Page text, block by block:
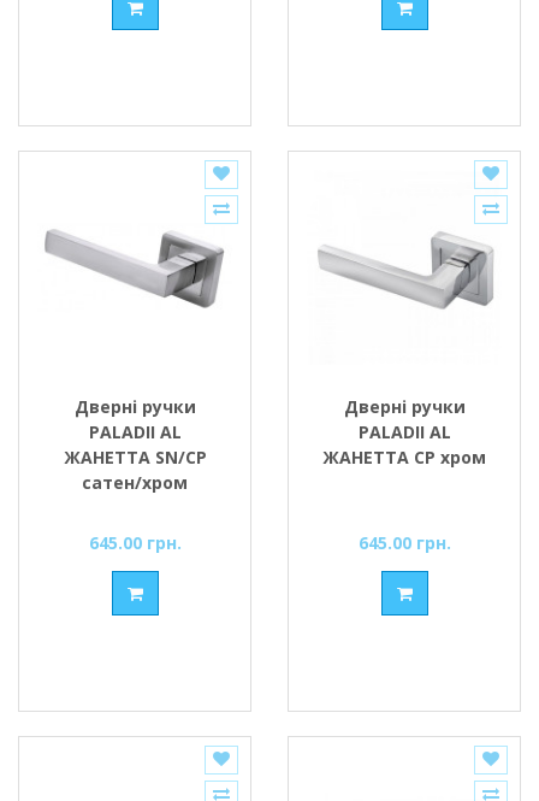
Дверні ручки
PALADII AL
ЖАНЕТТА SN/CP
сатен/хром
645.00 грн.
Дверні ручки
PALADII AL
ЖАНЕТТА СР хром
645.00 грн.